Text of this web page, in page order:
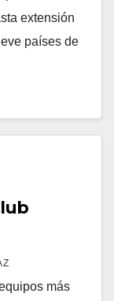
extensión
países de
más